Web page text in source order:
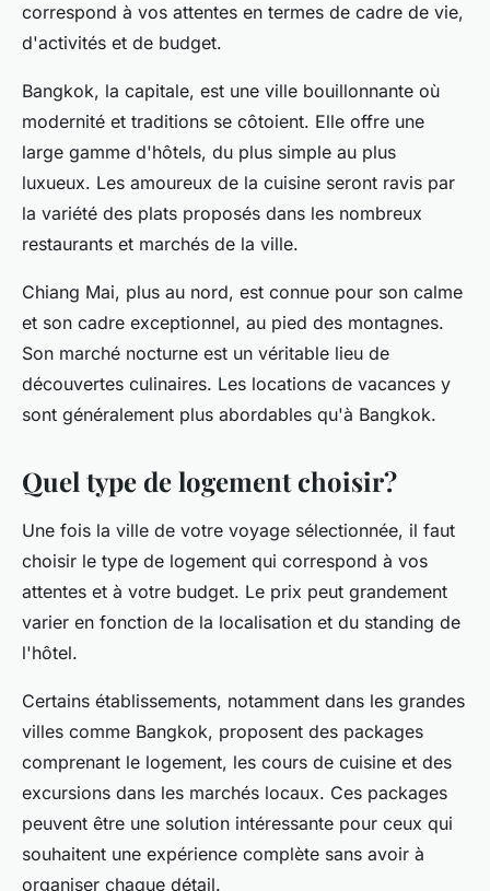
correspond à vos attentes en termes de cadre de vie,
d'activités et de budget.
Bangkok, la capitale, est une ville bouillonnante où
modernité et traditions se côtoient. Elle offre une
large gamme d'hôtels, du plus simple au plus
luxueux. Les amoureux de la cuisine seront ravis par
la variété des plats proposés dans les nombreux
restaurants et marchés de la ville.
Chiang Mai, plus au nord, est connue pour son calme
et son cadre exceptionnel, au pied des montagnes.
Son marché nocturne est un véritable lieu de
découvertes culinaires. Les locations de vacances y
sont généralement plus abordables qu'à Bangkok.
Quel type de logement choisir?
Une fois la ville de votre voyage sélectionnée, il faut
choisir le type de logement qui correspond à vos
attentes et à votre budget. Le prix peut grandement
varier en fonction de la localisation et du standing de
l'hôtel.
Certains établissements, notamment dans les grandes
villes comme Bangkok, proposent des packages
comprenant le logement, les cours de cuisine et des
excursions dans les marchés locaux. Ces packages
peuvent être une solution intéressante pour ceux qui
souhaitent une expérience complète sans avoir à
organiser chaque détail.